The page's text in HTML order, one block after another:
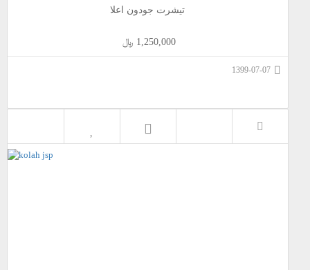
تیشرت جودون اعلا
1,250,000 ﷼
1399-07-07